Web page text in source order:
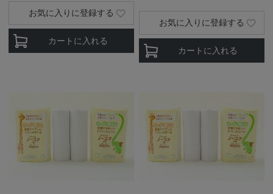
カートに入れる
お気に入りに登録する
カートに入れる
お気に入りに登録する